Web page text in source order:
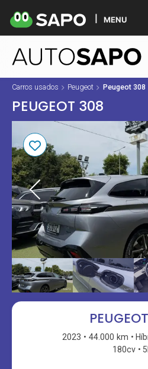
MENU
Carros usados Peugeot Peugeot 308
PEUGEOT 308
2023 44.000 km
180cv